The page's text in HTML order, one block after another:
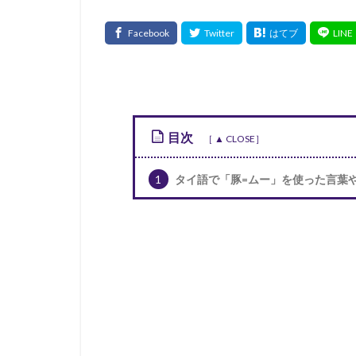
目次
1 タイ語で「豚=ムー」を使った言葉